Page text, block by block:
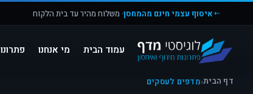
איסוף עצמי חינם מהמחסן· משלוח מהיר עד בית הלקוח
עמוד הבית מי אנחנו
דף הבית‹מדפים לעסקים